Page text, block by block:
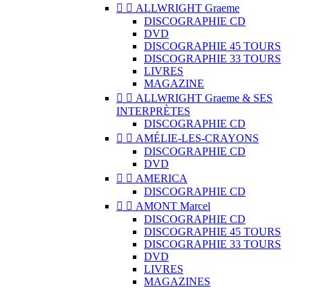
  ALLWRIGHT Graeme
DISCOGRAPHIE CD
DVD
DISCOGRAPHIE 45 TOURS
DISCOGRAPHIE 33 TOURS
LIVRES
MAGAZINE
  ALLWRIGHT Graeme & SES
INTERPRÈTES
DISCOGRAPHIE CD
  AMÉLIE-LES-CRAYONS
DISCOGRAPHIE CD
DVD
  AMERICA
DISCOGRAPHIE CD
  AMONT Marcel
DISCOGRAPHIE CD
DISCOGRAPHIE 45 TOURS
DISCOGRAPHIE 33 TOURS
DVD
LIVRES
MAGAZINES